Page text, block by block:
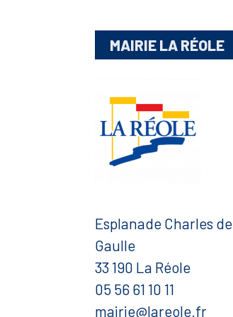
MAIRIE LA RÉOLE
Esplanade Charles de
Gaulle
33 190 La Réole
05 56 61 10 11
mairie@lareole.fr